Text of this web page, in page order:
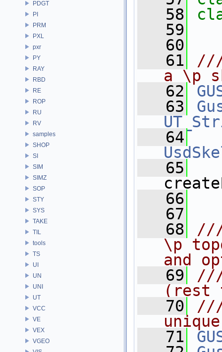
PDGT
PI
PRM
PXL
pxr
PY
RAY
RBD
RE
ROP
RU
RV
samples
SHOP
SI
SIM
SIMZ
SOP
STY
SYS
TAKE
TIL
tools
TS
UI
UN
UNI
UT
VCC
VE
VEX
VGEO
   58
   59
   60
   61
///
a \p
   62
   63
   64
   65
   66
   67
   68
///
\p
and
   69
///
(rest
   70
///
   71